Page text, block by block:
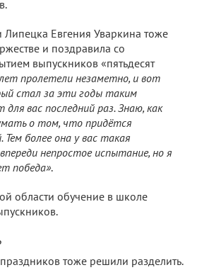
Липецка Евгения Уваркина тоже
и поздравила со
выпускников «пятьдесят
пролетели незаметно, и вот
стал за эти годы таким
вас последний раз. Знаю, как
о том, что придётся
более она у вас такая
непростое испытание, но я
победа».
области обучение в школе
тоже решили разделить.